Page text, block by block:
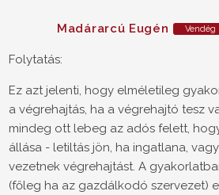
Madárarcú Eugén Vendég
Folytatás:
Ez azt jelenti, hogy elméletileg
a végrehajtás, ha a végrehajtó tesz
mindeg ott lebeg az adós felett,
állása - letiltás jön, ha ingatlana,
vezetnek végrehajtást. A
(főleg ha az gazdálkodó szervezet)